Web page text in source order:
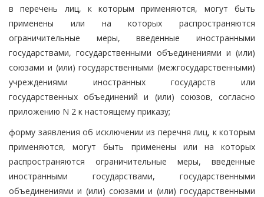
в перечень лиц, к которым применяются, могут быть
применены или на которых распространяются
ограничительные меры, введенные иностранными
государствами, государственными объединениями и (или)
союзами и (или) государственными (межгосударственными)
учреждениями иностранных государств или
государственных объединений и (или) союзов, согласно
приложению N 2 к настоящему приказу;
форму заявления об исключении из перечня лиц, к которым
применяются, могут быть применены или на которых
распространяются ограничительные меры, введенные
иностранными государствами, государственными
объединениями и (или) союзами и (или) государственными